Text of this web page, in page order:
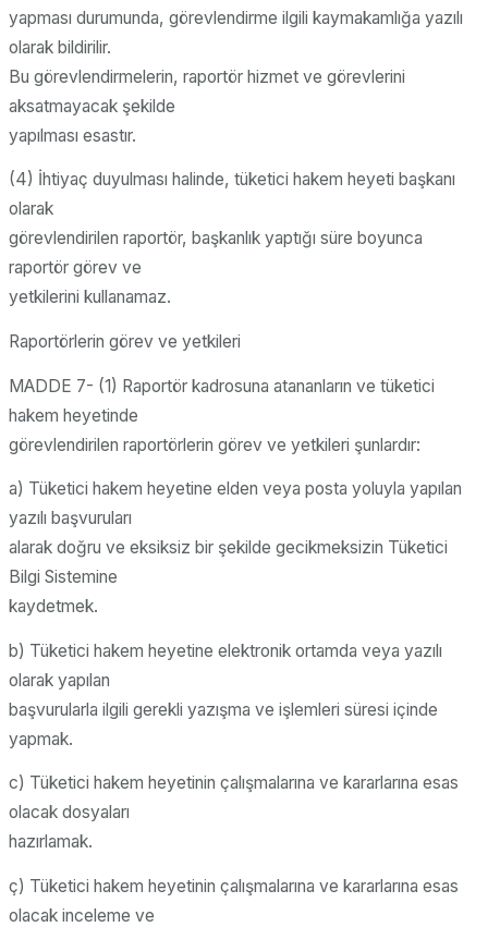
yapması durumunda, görevlendirme ilgili kaymakamlığa yazılı
olarak bildirilir.
Bu görevlendirmelerin, raportör hizmet ve görevlerini
aksatmayacak şekilde
yapılması esastır.
(4) İhtiyaç duyulması halinde, tüketici hakem heyeti başkanı
olarak
görevlendirilen raportör, başkanlık yaptığı süre boyunca
raportör görev ve
yetkilerini kullanamaz.
Raportörlerin görev ve yetkileri
MADDE 7- (1) Raportör kadrosuna atananların ve tüketici
hakem heyetinde
görevlendirilen raportörlerin görev ve yetkileri şunlardır:
a) Tüketici hakem heyetine elden veya posta yoluyla yapılan
yazılı başvuruları
alarak doğru ve eksiksiz bir şekilde gecikmeksizin Tüketici
Bilgi Sistemine
kaydetmek.
b) Tüketici hakem heyetine elektronik ortamda veya yazılı
olarak yapılan
başvurularla ilgili gerekli yazışma ve işlemleri süresi içinde
yapmak.
c) Tüketici hakem heyetinin çalışmalarına ve kararlarına esas
olacak dosyaları
hazırlamak.
ç) Tüketici hakem heyetinin çalışmalarına ve kararlarına esas
olacak inceleme ve